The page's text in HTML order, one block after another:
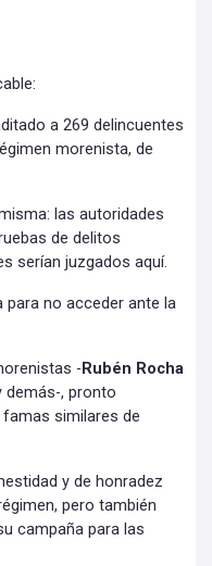
a 269 delincuentes
morenista, de
las autoridades
de delitos
serían juzgados aquí.
para no acceder ante la
- Rubén Rocha
demás-, pronto
similares de
y de honradez
pero también
campaña para las